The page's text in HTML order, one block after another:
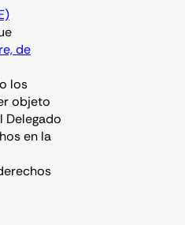
de
los
objeto
Delegado
en la